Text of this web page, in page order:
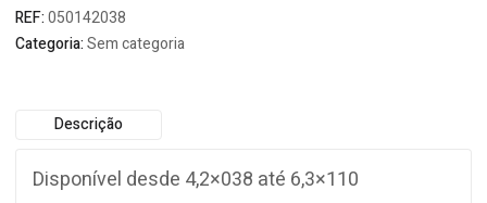
REF:050142038
Categoria:Sem categoria
Descrição
Disponível desde 4,2×038 até 6,3×110